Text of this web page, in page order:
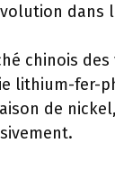
dans
chinois
lithium-fer-
de